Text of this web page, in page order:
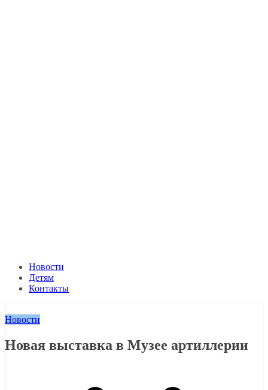
Новости
Детям
Контакты
Новости
Новая выставка в Музее артиллерии